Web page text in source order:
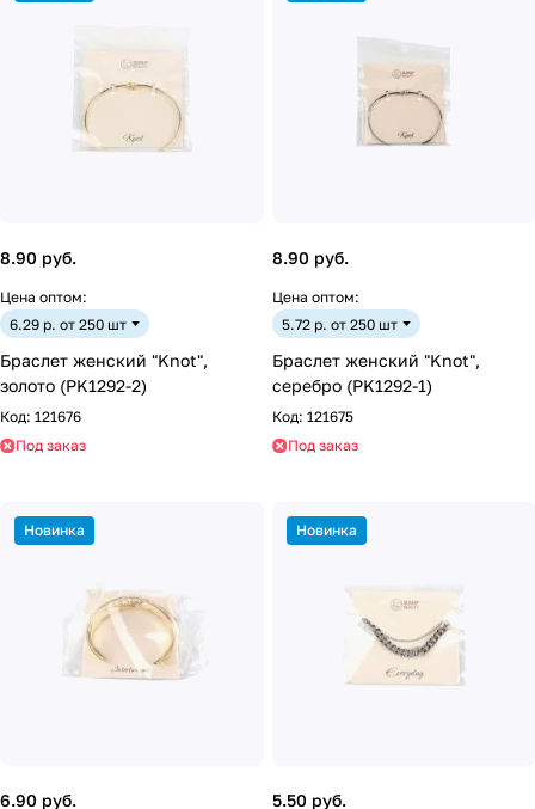
8.90 руб.
Цена оптом:
6.29 р. от 250 шт
Браслет женский "Knot",
золото (PK1292-2)
Код: 121676
Под заказ
8.90 руб.
Цена оптом:
5.72 р. от 250 шт
Браслет женский "Knot",
серебро (PK1292-1)
Код: 121675
Под заказ
Новинка
6.90 руб.
Новинка
5.50 руб.